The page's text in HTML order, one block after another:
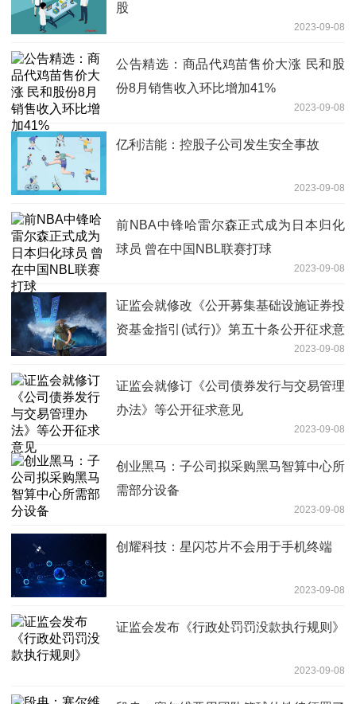
股
2023-09-08
公告精选：商品代鸡苗售价大涨 民和股
份8月销售收入环比增加41%
2023-09-08
亿利洁能：控股子公司发生安全事故
2023-09-08
前NBA中锋哈雷尔森正式成为日本归化
球员 曾在中国NBL联赛打球
2023-09-08
证监会就修改《公开募集基础设施证券投
资基金指引(试行)》第五十条公开征求意
2023-09-08
证监会就修订《公司债券发行与交易管理
办法》等公开征求意见
2023-09-08
创业黑马：子公司拟采购黑马智算中心所
需部分设备
2023-09-08
创耀科技：星闪芯片不会用于手机终端
2023-09-08
证监会发布《行政处罚罚没款执行规则》
2023-09-08